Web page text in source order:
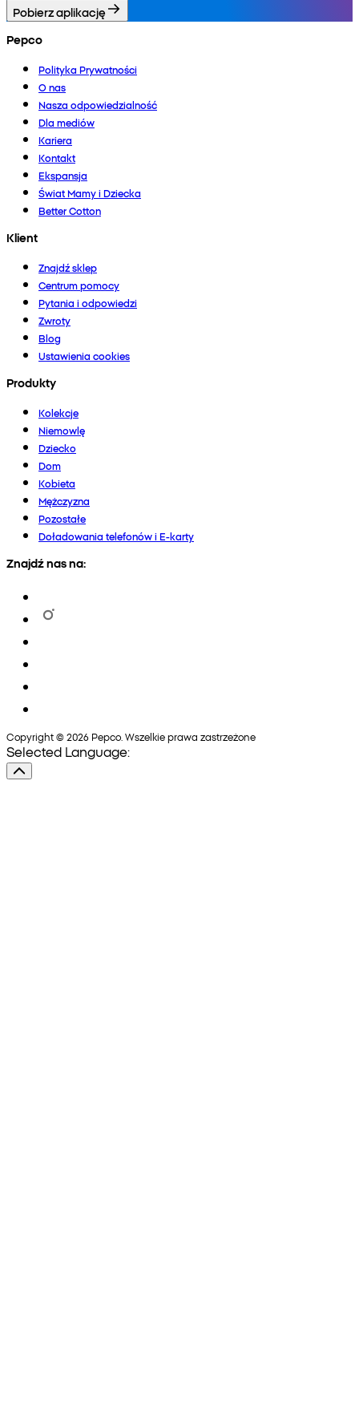
Pobierz aplikację
Pepco
Polityka Prywatności
O nas
Nasza odpowiedzialność
Dla mediów
Kariera
Kontakt
Ekspansja
Świat Mamy i Dziecka
Better Cotton
Klient
Znajdź sklep
Centrum pomocy
Pytania i odpowiedzi
Zwroty
Blog
Ustawienia cookies
Produkty
Kolekcje
Niemowlę
Dziecko
Dom
Kobieta
Mężczyzna
Pozostałe
Doładowania telefonów i E-karty
Znajdź nas na:
Copyright © 2026 Pepco. Wszelkie prawa zastrzeżone
Selected Language: